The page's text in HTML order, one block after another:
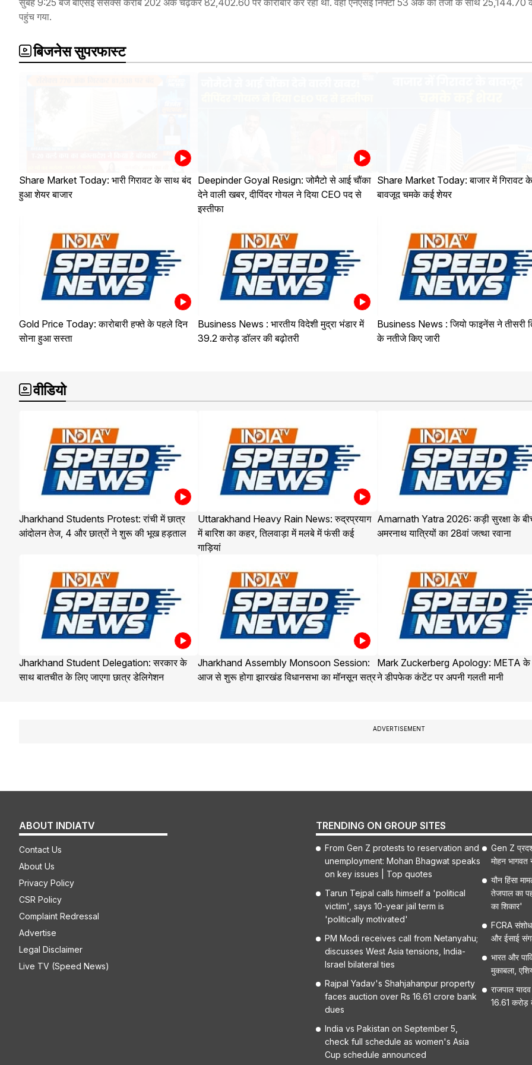
सुबह 9:25 बजे बीएसई सेंसेक्स करीब 202 अंक चढ़कर 82,402.60 पर कारोबार कर रहा था. वहीं एनएसई निफ्टी 53 अंक की तेजी के साथ 25,144.70
पहुंच गया.
बिजनेस सुपरफास्ट
Share Market Today: भारी गिरावट के साथ बंद
हुआ शेयर बाजार
Deepinder Goyal Resign: जोमैटो से आई चौंका
देने वाली खबर, दीपिंदर गोयल ने दिया CEO पद से
इस्तीफा
Share Market Today: बाजार में गिरावट के
बावजूद चमके कई शेयर
Gold Price Today: कारोबारी हफ्ते के पहले दिन
सोना हुआ सस्ता
Business News : भारतीय विदेशी मुद्रा भंडार में
39.2 करोड़ डॉलर की बढ़ोतरी
Business News : जियो फाइनेंस ने तीसरी
के नतीजे किए जारी
वीडियो
Jharkhand Students Protest: रांची में छात्र
आंदोलन तेज, 4 और छात्रों ने शुरू की भूख हड़ताल
Uttarakhand Heavy Rain News: रुद्रप्रयाग
में बारिश का कहर, तिलवाड़ा में मलबे में फंसी कई
गाड़ियां
Amarnath Yatra 2026: कड़ी सुरक्षा के
अमरनाथ यात्रियों का 28वां जत्था रवाना
Jharkhand Student Delegation: सरकार के
साथ बातचीत के लिए जाएगा छात्र डेलिगेशन
Jharkhand Assembly Monsoon Session:
आज से शुरू होगा झारखंड विधानसभा का मॉनसून सत्र
Mark Zuckerberg Apology: META के
ने डीपफेक कंटेंट पर अपनी गलती मानी
ADVERTISEMENT
ABOUT INDIATV
Contact Us
About Us
Privacy Policy
CSR Policy
Complaint Redressal
Advertise
Legal Disclaimer
Live TV (Speed News)
TRENDING ON GROUP SITES
From Gen Z protests to reservation and
unemployment: Mohan Bhagwat speaks
on key issues | Top quotes
Tarun Tejpal calls himself a 'political
victim', says 10-year jail term is
'politically motivated'
PM Modi receives call from Netanyahu;
discusses West Asia tensions, India-
Israel bilateral ties
Rajpal Yadav's Shahjahanpur property
faces auction over Rs 16.61 crore bank
dues
India vs Pakistan on September 5,
check full schedule as women's Asia
Cup schedule announced
Gen Z
मोहन भागवत
यौन हिंसा
तेजपाल का
का शिकार'
FCRA
और ईसाई
भारत और
मुकाबला,
राजपाल
16.61 करोड़